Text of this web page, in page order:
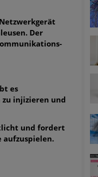
Der
es
zu injizieren und
und fordert
aufzuspielen.